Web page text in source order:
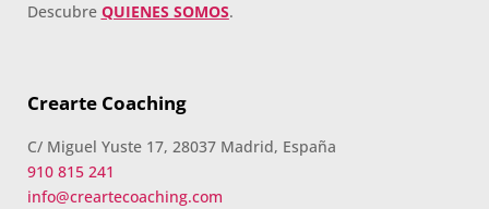
Descubre QUIENES SOMOS.
Crearte Coaching
C/ Miguel Yuste 17, 28037 Madrid, España
910 815 241
info@creartecoaching.com